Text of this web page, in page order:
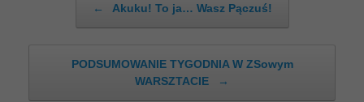
← Akuku! To ja… Wasz Pączuś!
PODSUMOWANIE TYGODNIA W ZSowym
WARSZTACIE
→